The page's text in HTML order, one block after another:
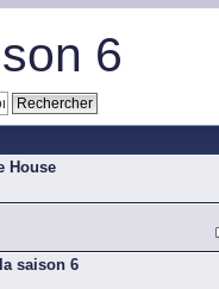
6
House
saison 6